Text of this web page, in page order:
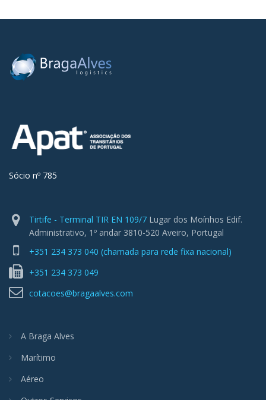
Sócio nº 785
Tirtife - Terminal TIR EN 109/7 Lugar dos Moínhos Edif.
Administrativo, 1º andar 3810-520 Aveiro, Portugal
+351 234 373 040 (chamada para rede fixa nacional)
+351 234 373 049
cotacoes@bragaalves.com
A Braga Alves
Marítimo
Aéreo